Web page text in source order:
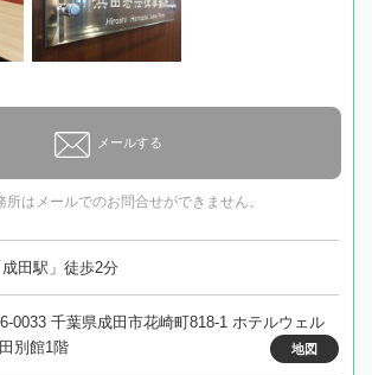
メールする
所はメールでのお問合せができません。
田駅」徒歩2分
0033 千葉県成田市花崎町818-1 ホテルウェル
別館1階
地図